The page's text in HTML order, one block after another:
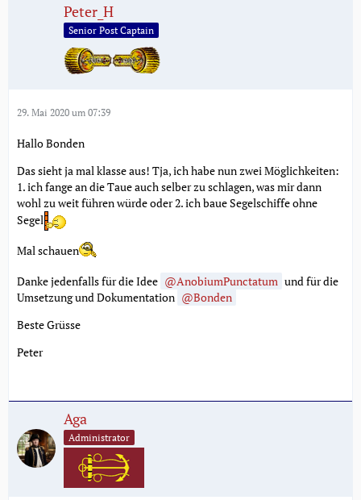
Peter_H
Senior Post Captain
29. Mai 2020 um 07:39
Hallo Bonden
Das sieht ja mal klasse aus! Tja, ich habe nun zwei Möglichkeiten:
1. ich fange an die Taue auch selber zu schlagen, was mir dann
wohl zu weit führen würde oder 2. ich baue Segelschiffe ohne
Segel
Mal schauen
Danke jedenfalls für die Idee
AnobiumPunctatum und für die
Umsetzung und Dokumentation
Bonden
Beste Grüsse
Peter
Aga
Administrator